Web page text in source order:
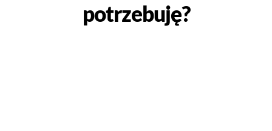
potrzebuję?